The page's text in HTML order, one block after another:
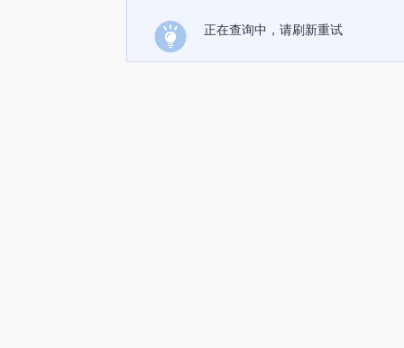
正在查询中，请刷新重试